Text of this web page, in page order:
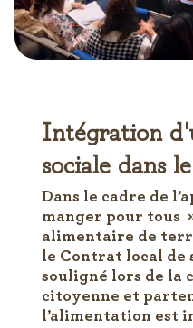
Intégration
sociale dans
Dans le cadre de
manger pour tous
alimentaire de
le Contrat local de
souligné lors de la
citoyenne et
l’alimentation est